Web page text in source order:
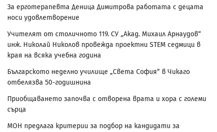
За ерготерапевта Деница Димитрова работата с децата
носи удовлетворение
Учителят от столичното 119. СУ „Акад. Михаил Арнаудов“
инж. Николай Николов провежда проектни STEM седмици в
края на всяка учебна година
Българското неделно училище „Света София“ в Чикаго
отбелязва 50-годишнина
Приобщаването започва с отворена врата и хора с големи
сърца
МОН предлага критерии за подбор на кандидати за